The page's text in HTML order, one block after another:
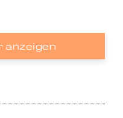
anzeigen